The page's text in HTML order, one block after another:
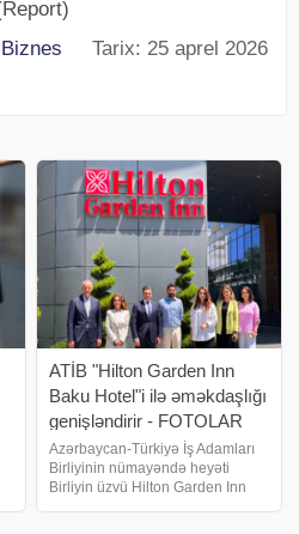
Biznes Tarix: 25 aprel 2026
ATİB "Hilton Garden Inn
Baku Hotel"i ilə əməkdaşlığı
genişləndirir - FOTOLAR
Azərbaycan-Türkiyə İş Adamları
Birliyinin nümayəndə heyəti
Birliyin üzvü Hilton Garden Inn